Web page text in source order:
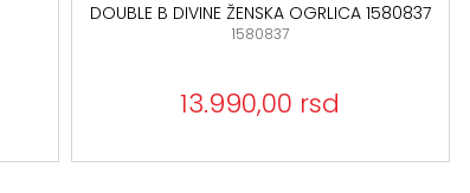
DOUBLE B DIVINE ŽENSKA OGRLICA 1580837
1580837
13.990,00 rsd